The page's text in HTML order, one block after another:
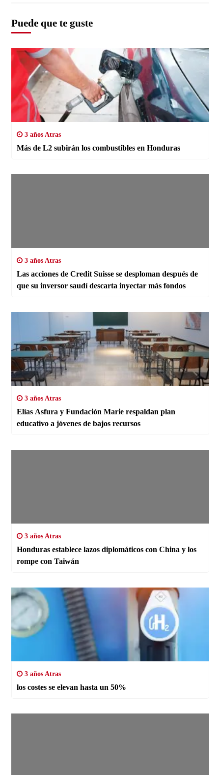
Puede que te guste
3 años Atras
Más de L2 subirán los combustibles en Honduras
3 años Atras
Las acciones de Credit Suisse se desploman después de
que su inversor saudí descarta inyectar más fondos
3 años Atras
Elías Asfura y Fundación Marie respaldan plan
educativo a jóvenes de bajos recursos
3 años Atras
Honduras establece lazos diplomáticos con China y los
rompe con Taiwán
3 años Atras
los costes se elevan hasta un 50%